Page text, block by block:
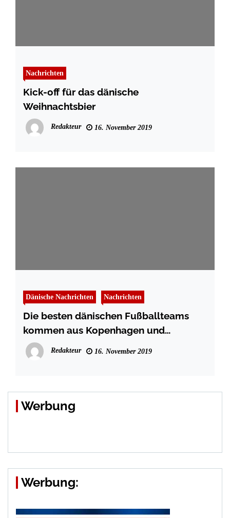
Nachrichten
Kick-off für das dänische
Weihnachtsbier
Redakteur 16. November 2019
Dänische Nachrichten Nachrichten
Die besten dänischen Fußballteams
kommen aus Kopenhagen und
Midtjylland
Redakteur 16. November 2019
Werbung
Werbung: